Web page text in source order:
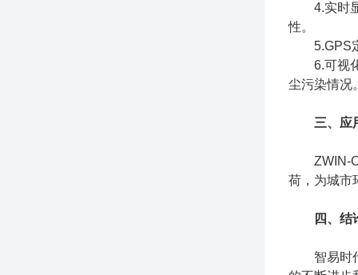
4.实时显
性。
5.GPS定
6.可视化
尘污染情况
三、应
ZWIN-
荷，为城市
四、结
智易时代